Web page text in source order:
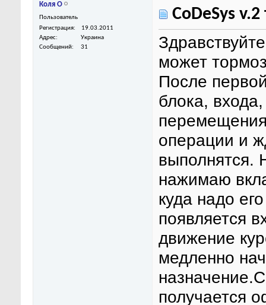
Коля О
Пользователь
Регистрация
19.03.2011
Адрес
Украина
Сообщений
31
CoDeSys
может
После
блока,
операции и
выполнятся.
нажимаю
куда надо
появляется
движение
медленно
получается